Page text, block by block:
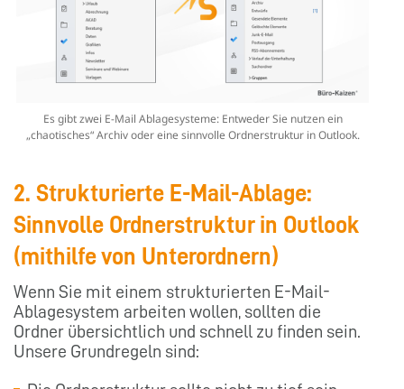
Es gibt zwei E-Mail Ablagesysteme: Entweder Sie nutzen ein
„chaotisches“ Archiv oder eine sinnvolle Ordnerstruktur in Outlook.
2. Strukturierte E-Mail-Ablage:
Sinnvolle Ordnerstruktur in Outlook
(mithilfe von Unterordnern)
Wenn Sie mit einem strukturierten E-Mail-
Ablagesystem arbeiten wollen, sollten die
Ordner übersichtlich und schnell zu finden sein.
Unsere Grundregeln sind: